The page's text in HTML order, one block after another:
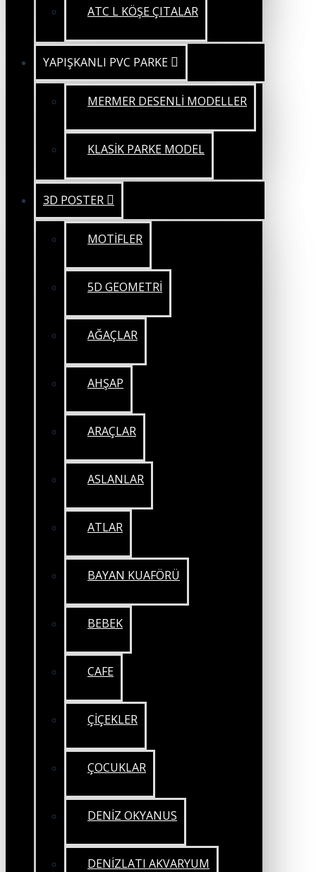
ATC L KÖŞE ÇITALAR
YAPIŞKANLI PVC PARKE
MERMER DESENLİ MODELLER
KLASİK PARKE MODEL
3D POSTER
MOTİFLER
5D GEOMETRİ
AĞAÇLAR
AHŞAP
ARAÇLAR
ASLANLAR
ATLAR
BAYAN KUAFÖRÜ
BEBEK
CAFE
ÇİÇEKLER
ÇOCUKLAR
DENİZ OKYANUS
DENİZLATI AKVARYUM